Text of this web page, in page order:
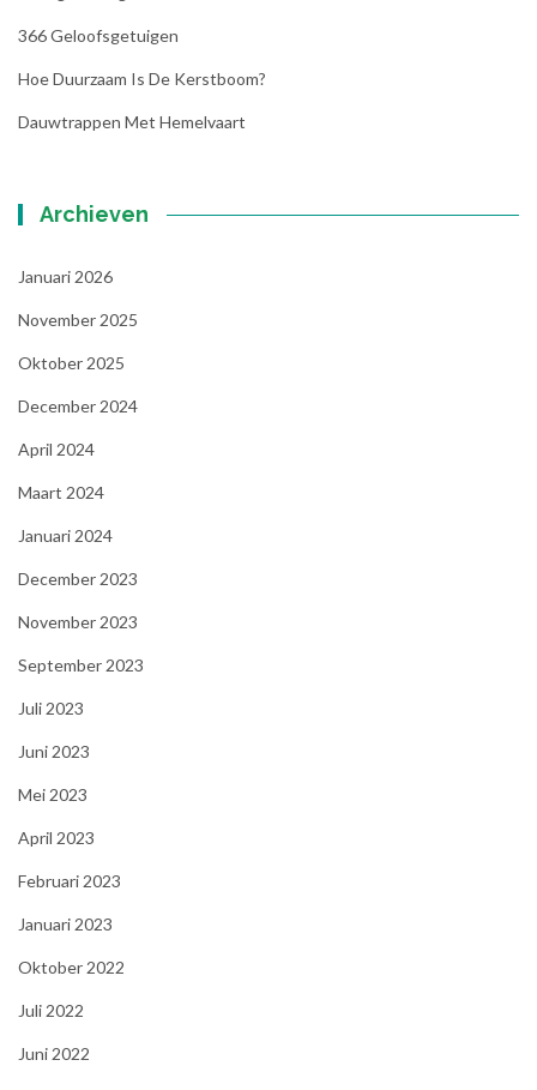
366 Geloofsgetuigen
Hoe Duurzaam Is De Kerstboom?
Dauwtrappen Met Hemelvaart
Archieven
Januari 2026
November 2025
Oktober 2025
December 2024
April 2024
Maart 2024
Januari 2024
December 2023
November 2023
September 2023
Juli 2023
Juni 2023
Mei 2023
April 2023
Februari 2023
Januari 2023
Oktober 2022
Juli 2022
Juni 2022